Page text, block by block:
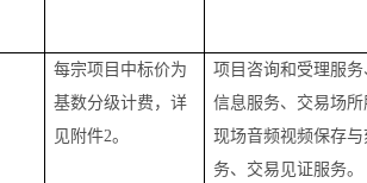
每宗项目中标价为
基数分级计费，详
见附件2。
项目咨询和受理服务
信息服务、交易场所
现场音频视频保存与
务、交易见证服务。